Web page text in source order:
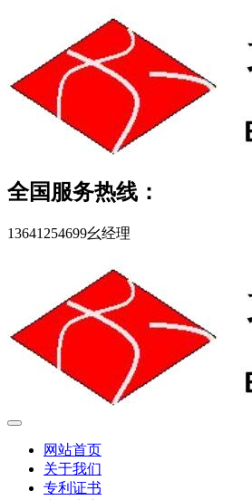
全国服务热线：
13641254699幺经理
网站首页
关于我们
专利证书